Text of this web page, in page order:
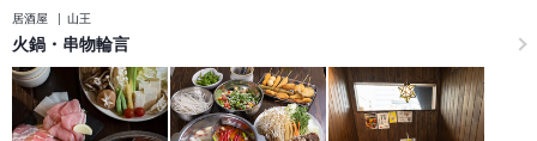
居酒屋 山王
火鍋・串物輪言